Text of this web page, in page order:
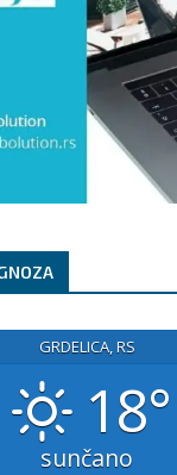
GRDELICA, RS
18°
sunčano